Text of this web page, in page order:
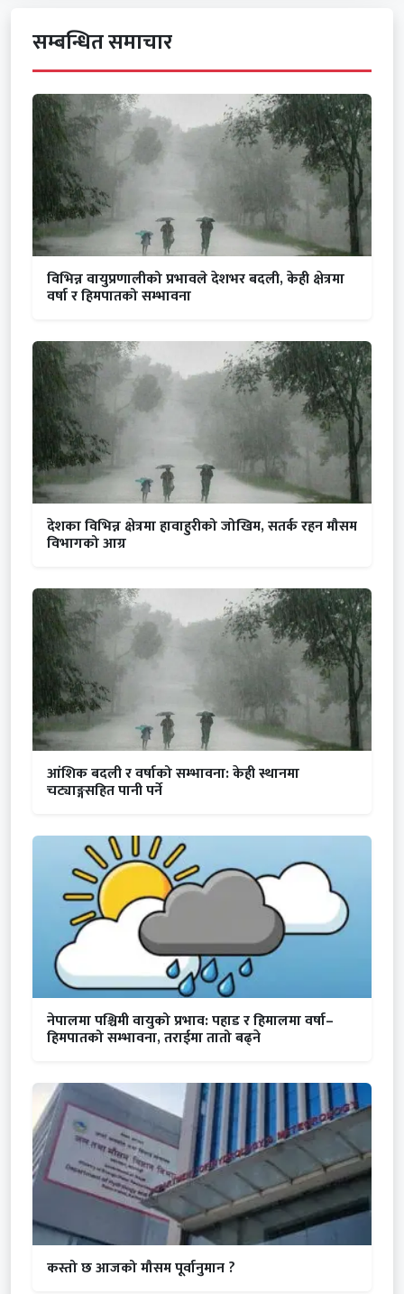
सम्बन्धित समाचार
विभिन्न वायुप्रणालीको प्रभावले देशभर बदली, केही क्षेत्रमा
वर्षा र हिमपातको सम्भावना
देशका विभिन्न क्षेत्रमा हावाहुरीको जोखिम, सतर्क रहन मौसम
विभागको आग्र
आंशिक बदली र वर्षाको सम्भावना: केही स्थानमा
चट्याङ्गसहित पानी पर्ने
नेपालमा पश्चिमी वायुको प्रभाव: पहाड र हिमालमा वर्षा–
हिमपातको सम्भावना, तराईमा तातो बढ्ने
कस्तो छ आजको मौसम पूर्वानुमान ?